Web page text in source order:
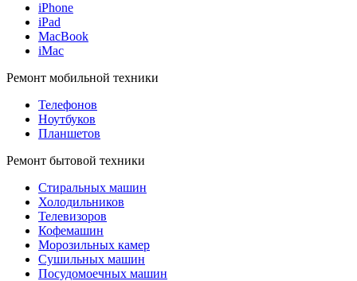
iPhone
iPad
MacBook
iMac
Ремонт мобильной техники
Телефонов
Ноутбуков
Планшетов
Ремонт бытовой техники
Стиральных машин
Холодильников
Телевизоров
Кофемашин
Морозильных камер
Сушильных машин
Посудомоечных машин